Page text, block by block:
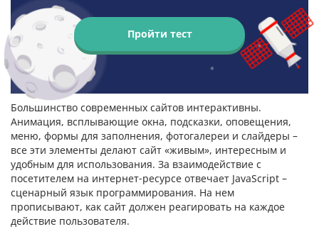
Большинство современных сайтов интерактивны.
Анимация, всплывающие окна, подсказки, оповещения,
меню, формы для заполнения, фотогалереи и слайдеры –
все эти элементы делают сайт «живым», интересным и
удобным для использования. За взаимодействие с
посетителем на интернет-ресурсе отвечает JavaScript –
сценарный язык программирования. На нем
прописывают, как сайт должен реагировать на каждое
действие пользователя.
Пройти тест